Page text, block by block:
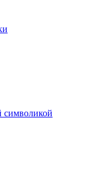
символикой